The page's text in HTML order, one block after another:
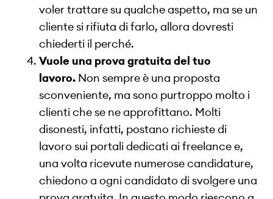
voler trattare su qualche aspetto, ma se un
cliente si rifiuta di farlo, allora dovresti
chiederti il perché.
Vuole una prova gratuita del tuo
lavoro. Non sempre è una proposta
sconveniente, ma sono purtroppo molto i
clienti che se ne approfittano. Molti
disonesti, infatti, postano richieste di
lavoro sui portali dedicati ai freelance e,
una volta ricevute numerose candidature,
chiedono a ogni candidato di svolgere una